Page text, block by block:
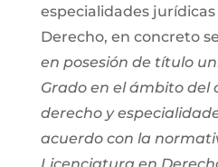
especialidades
Derecho, en concreto
en posesión de título
Grado en el ámbito del
derecho y
acuerdo con la